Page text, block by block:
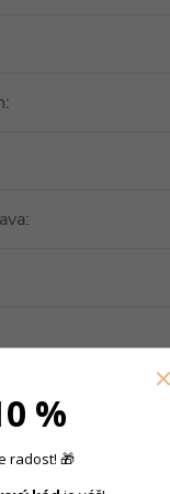
:
:
%
radost! 🎁